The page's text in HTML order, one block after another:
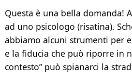
Questa è una bella domanda!
ad uno psicologo (risatina).
abbiamo alcuni strumenti per
e la fiducia che può riporre in
contesto” può spianarci la